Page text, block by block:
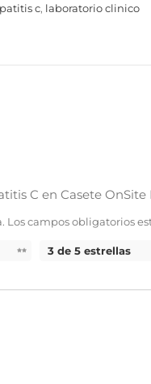
c, laboratorio clinico
C en Casete OnSite
Los campos obligatorios
3 de 5 estrellas